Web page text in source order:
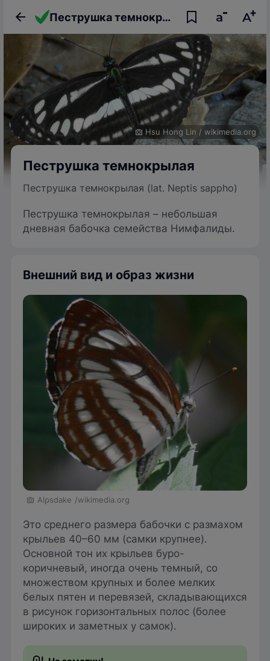
Пеструшка темнокрылая
Hsu Hong Lin / wikimedia.org
Пеструшка темнокрылая
Пеструшка темнокрылая (lat. Neptis sappho)
Пеструшка темнокрылая – небольшая
дневная бабочка семейства Нимфалиды.
Внешний вид и образ жизни
Alpsdake /wikimedia.org
Это среднего размера бабочки с размахом
крыльев 40–60 мм (самки крупнее).
Основной тон их крыльев буро-
коричневый, иногда очень темный, со
множеством крупных и более мелких
белых пятен и перевязей, складывающихся
в рисунок горизонтальных полос (более
широких и заметных у самок).